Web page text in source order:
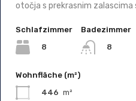
otočja s prekrasnim zalascima
Schlafzimmer
8
Badezimmer
8
Wohnfläche (m²)
446 m²